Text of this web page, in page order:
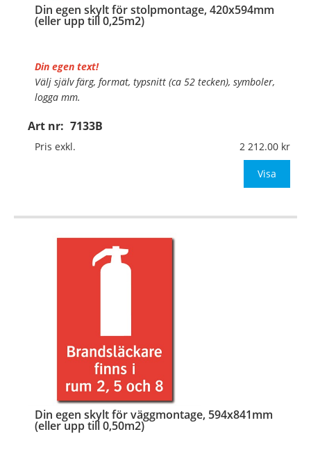
Din egen skylt för stolpmontage, 420x594mm
(eller upp till 0,25m2)
Art nr: 7133B
Din egen text!
Välj själv färg, format, typsnitt (ca 52 tecken), symboler,
logga mm.
Material:Kantvikt aluminium, 2mm (stolpmontage)
Mått:420x594mm (eller annat mått upp till 0,25m²)
Pris exkl. 2 212.00
Visa
Din egen skylt för väggmontage, 594x841mm
(eller upp till 0,50m2)